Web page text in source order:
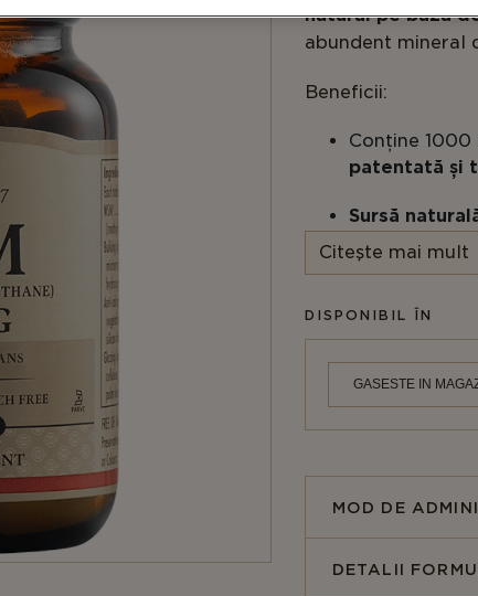
natural pe bază
abundent mineral
Beneficii:
Conține
patentată și
Sursă
Potrivit
Notificare
Citeşte mai mult
DISPONIBIL ÎN
GASESTE IN
MOD DE
DETALII